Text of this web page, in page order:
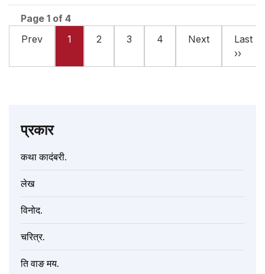
प्रकार
कथा कादंबरी.
लेख
विनोद.
चरित्र.
ति वाङ मय.
Page 1 of 4
Prev
1 2 3 4 Next
Last
››